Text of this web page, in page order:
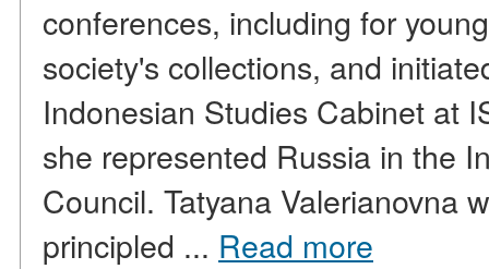
conferences, including for
society's collections, and
Indonesian Studies Cabinet at
she represented Russia in the
Council. Tatyana Valerianovna
principled ... Read more